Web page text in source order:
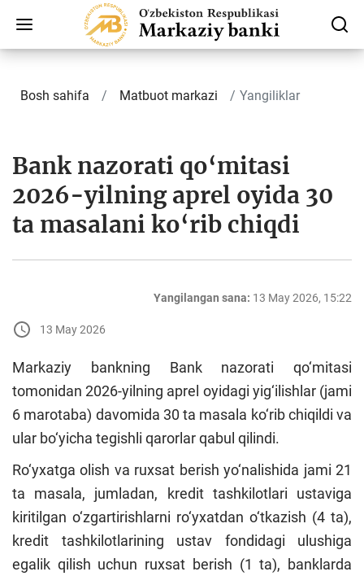
Bosh sahifa Matbuot markazi Yangiliklar
Bank nazorati qo‘mitasi
2026-yilning aprel oyida 30
ta masalani ko‘rib chiqdi
Yangilangan sana: 13 May 2026, 15:22
13 May 2026
Markaziy bankning Bank nazorati qo‘mitasi
tomonidan 2026-yilning aprel oyidagi yig‘ilishlar (jami
6 marotaba) davomida 30 ta masala ko‘rib chiqildi va
ular bo‘yicha tegishli qarorlar qabul qilindi.
Ro‘yxatga olish va ruxsat berish yo‘nalishida jami 21
ta masala, jumladan, kredit tashkilotlari ustaviga
kiritilgan o‘zgartirishlarni ro‘yxatdan o‘tkazish (4 ta),
kredit tashkilotlarining ustav fondidagi ulushiga
egalik qilish uchun ruxsat berish (1 ta), banklarda